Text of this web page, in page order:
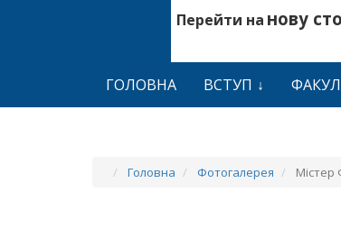
Перейти на нову
ГОЛОВНА ВСТУП
Головна Фотогалерея Містер